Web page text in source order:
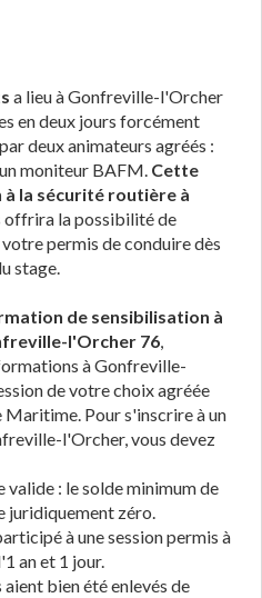
a lieu à Gonfreville-l'Orcher
en deux jours forcément
deux animateurs agréés :
moniteur BAFM. Cette
la sécurité routière à
offrira la possibilité de
permis de conduire dès
stage.
de sensibilisation à
l'Orcher 76,
à Gonfreville-
de votre choix agréée
Maritime. Pour s'inscrire à un
l'Orcher, vous devez
: le solde minimum de
juridiquement zéro.
à une session permis à
an et 1 jour.
bien été enlevés de